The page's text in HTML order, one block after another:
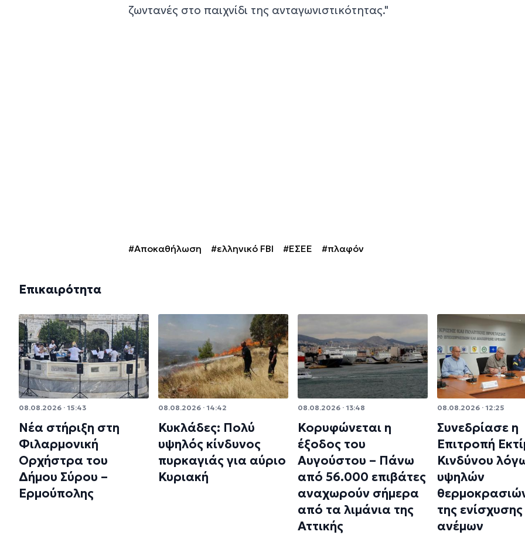
ζωντανές στο παιχνίδι της ανταγωνιστικότητας."
#Αποκαθήλωση #ελληνικό FBI #ΕΣΕΕ #πλαφόν
Επικαιρότητα
08.08.2026 · 15:43
Νέα στήριξη στη
Φιλαρμονική
Ορχήστρα του
Δήμου Σύρου –
Ερμούπολης
08.08.2026 · 14:42
Κυκλάδες: Πολύ
υψηλός κίνδυνος
πυρκαγιάς για αύριο
Κυριακή
08.08.2026 · 13:48
Κορυφώνεται η
έξοδος του
Αυγούστου – Πάνω
από 56.000 επιβάτες
αναχωρούν σήμερα
από τα λιμάνια της
Αττικής
08.08.2026 · 12:25
Συνεδρίασε η
Επιτροπή
Κινδύνου
υψηλών
της
ανέμων